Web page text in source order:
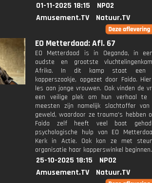
01-11-2025 18:15
NPO2
Amusement.TV
Natuur.TV
EO Metterdaad: Afl. 67
EO Metterdaad is in Oeganda, in
oudste en grootste
Afrika. In dit kamp staat een
kapperszaakje, opgezet door Faida.
les aan jonge vrouwen. Ook vinden de
een veilige plek om hun verhaal te
meesten zijn namelijk slachtoffer van
geweld, waardoor ze trauma's hebben
Faida zelf heeft veel baat
psychologische hulp van EO
Kerk in Actie. Ook kon ze met
organisatie haar kapperswinkel beginnen.
25-10-2025 18:15
NPO2
Amusement.TV
Natuur.TV